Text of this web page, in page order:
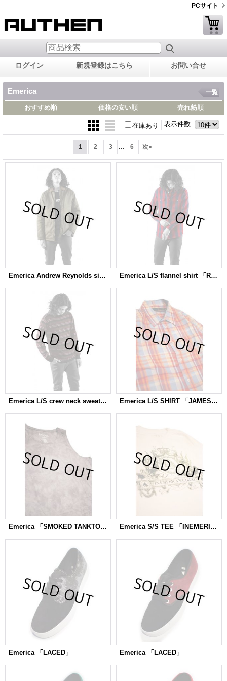
PCサイト
ログイン 新規登録はこちら お問い合せ
Emerica 一覧
おすすめ順 価格の安い順 売れ筋順
表示件数:
在庫あり
1 2 3 ... 6 次»
Emerica Andrew Reynolds signature deck jacket 「Slappy Bandit」 Emerica L/S flannel shirt 「Reup」
Emerica L/S crew neck sweater 「Cool Buzz」 Emerica L/S SHIRT 「JAMESTOWN」
Emerica 「SMOKED TANKTOP」 Emerica S/S TEE 「INEMERICA」
Emerica 「LACED」 Emerica 「LACED」